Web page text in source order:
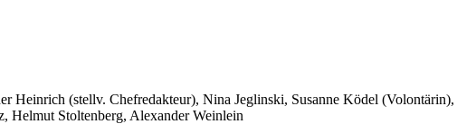
Heinrich (stellv. Chefredakteur), Nina Jeglinski, Susanne Ködel (Volontärin),
Helmut Stoltenberg, Alexander Weinlein